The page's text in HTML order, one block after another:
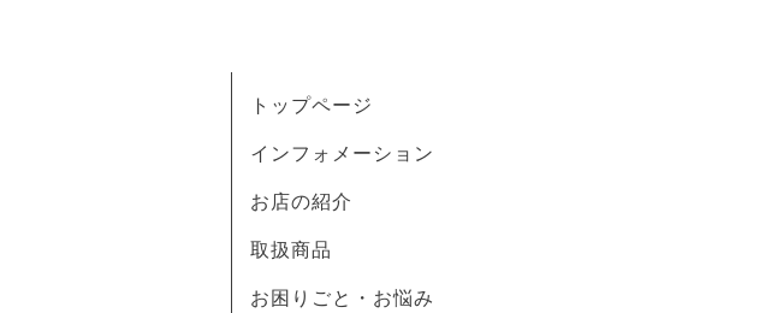
トップページ
インフォメーション
お店の紹介
取扱商品
お困りごと・お悩み